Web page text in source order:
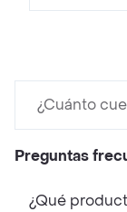
¿Cuánto
Preguntas
¿Qué